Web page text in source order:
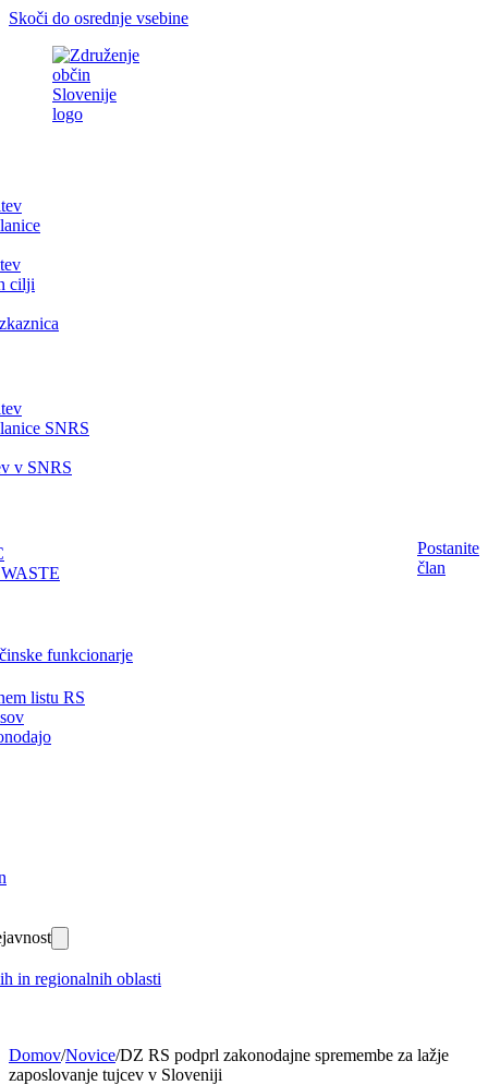
Skoči do osrednje vsebine
cilji
SNRS
v SNRS
funkcionarje
listu RS
in regionalnih oblasti
Postanite
član
Domov/Novice/DZ RS podprl zakonodajne spremembe za lažje
zaposlovanje tujcev v Sloveniji